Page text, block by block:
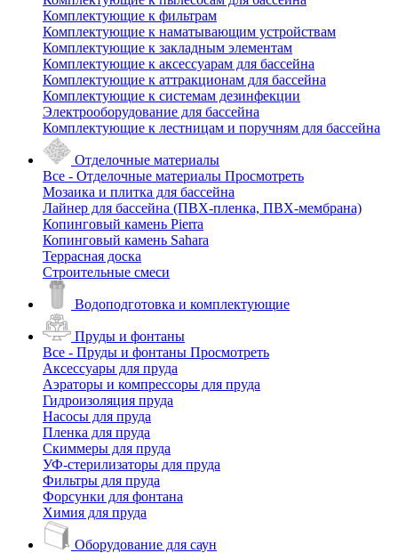
Комплектующие к фильтрам
Комплектующие к наматывающим устройствам
Комплектующие к закладным элементам
Комплектующие к аксессуарам для бассейна
Комплектующие к аттракционам для бассейна
Комплектующие к системам дезинфекции
Электрооборудование для бассейна
Комплектующие к лестницам и поручням для бассейна
Отделочные материалы
Все - Отделочные материалы Просмотреть
Мозаика и плитка для бассейна
Лайнер для бассейна (ПВХ-пленка, ПВХ-мембрана)
Копинговый камень Pierra
Копинговый камень Sahara
Террасная доска
Строительные смеси
Водоподготовка и комплектующие
Пруды и фонтаны
Все - Пруды и фонтаны Просмотреть
Аксессуары для пруда
Аэраторы и компрессоры для пруда
Гидроизоляция пруда
Насосы для пруда
Пленка для пруда
Скиммеры для пруда
УФ-стерилизаторы для пруда
Фильтры для пруда
Форсунки для фонтана
Химия для пруда
Оборудование для саун